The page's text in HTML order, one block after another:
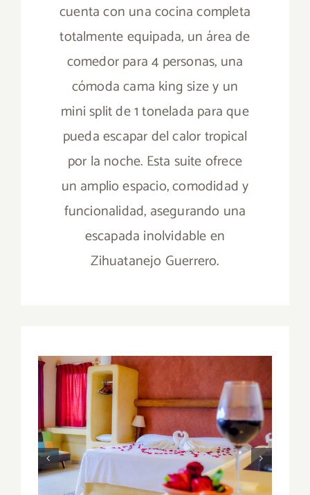
cuenta con una cocina completa
totalmente equipada, un área de
comedor para 4 personas, una
cómoda cama king size y un
mini split de 1 tonelada para que
pueda escapar del calor tropical
por la noche. Esta suite ofrece
un amplio espacio, comodidad y
funcionalidad, asegurando una
escapada inolvidable en
Zihuatanejo Guerrero.